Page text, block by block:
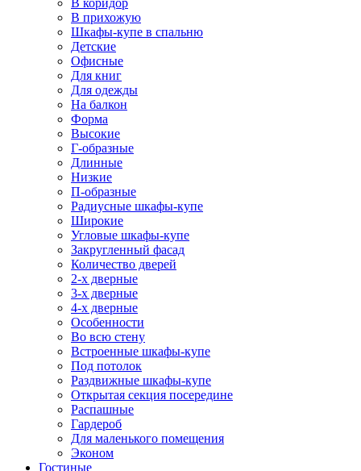
В коридор
В прихожую
Шкафы-купе в спальню
Детские
Офисные
Для книг
Для одежды
На балкон
Форма
Высокие
Г-образные
Длинные
Низкие
П-образные
Радиусные шкафы-купе
Широкие
Угловые шкафы-купе
Закругленный фасад
Количество дверей
2-х дверные
3-х дверные
4-х дверные
Особенности
Во всю стену
Встроенные шкафы-купе
Под потолок
Раздвижные шкафы-купе
Открытая секция посередине
Распашные
Гардероб
Для маленького помещения
Эконом
Гостиные